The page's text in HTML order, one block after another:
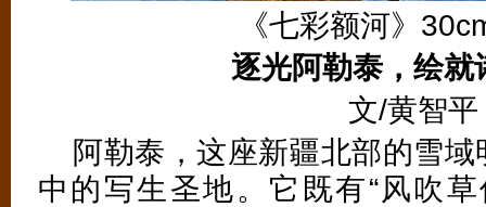
《七彩额河》
逐光阿勒泰，绘就
文/黄智平
阿勒泰，这座新疆北部的雪
中的写生圣地。它既有“风吹